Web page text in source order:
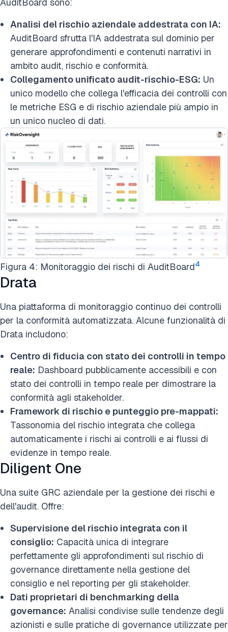
AuditBoard sono:
Analisi del rischio aziendale addestrata con IA:
AuditBoard sfrutta l'IA addestrata sul dominio per
generare approfondimenti e contenuti narrativi in
ambito audit, rischio e conformità.
Collegamento unificato audit-rischio-ESG: Un
unico modello che collega l'efficacia dei controlli con
le metriche ESG e di rischio aziendale più ampio in
un unico nucleo di dati.
Figura 4: Monitoraggio dei rischi di AuditBoard4
Drata
Una piattaforma di monitoraggio continuo dei controlli
per la conformità automatizzata. Alcune funzionalità di
Drata includono:
Centro di fiducia con stato dei controlli in tempo
reale: Dashboard pubblicamente accessibili e con
stato dei controlli in tempo reale per dimostrare la
conformità agli stakeholder.
Framework di rischio e punteggio pre-mappati:
Tassonomia del rischio integrata che collega
automaticamente i rischi ai controlli e ai flussi di
evidenze in tempo reale.
Diligent One
Una suite GRC aziendale per la gestione dei rischi e
dell'audit. Offre:
Supervisione del rischio integrata con il
consiglio: Capacità unica di integrare
perfettamente gli approfondimenti sul rischio di
governance direttamente nella gestione del
consiglio e nel reporting per gli stakeholder.
Dati proprietari di benchmarking della
governance: Analisi condivise sulle tendenze degli
azionisti e sulle pratiche di governance utilizzate per